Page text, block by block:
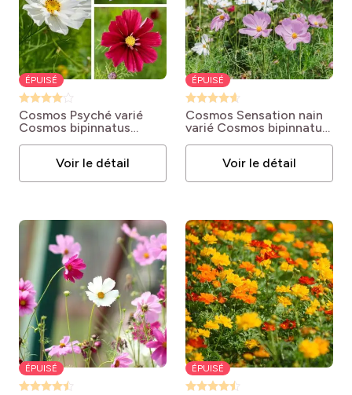
ÉPUISÉ
Cosmos Psyché varié
Cosmos bipinnatus
Voir le détail
ÉPUISÉ
Cosmos Sensation nain
varié Cosmos bipinnatus
Voir le détail
ÉPUISÉ ÉPUISÉ